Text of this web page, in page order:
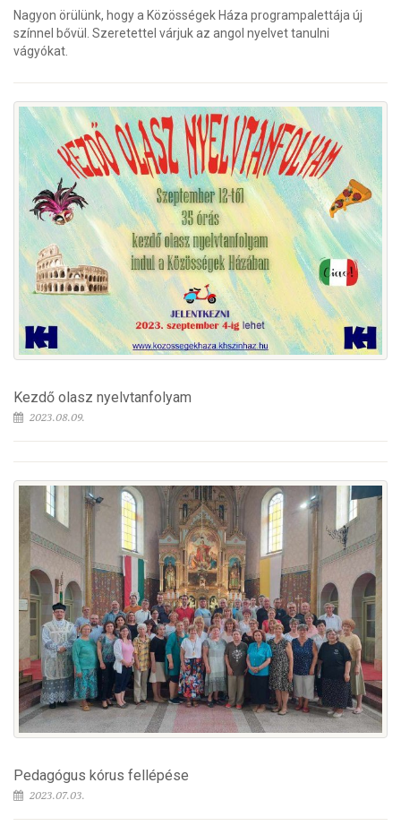
Nagyon örülünk, hogy a Közösségek Háza programpalettája új
színnel bővül. Szeretettel várjuk az angol nyelvet tanulni
vágyókat.
Kezdő olasz nyelvtanfolyam
2023.08.09.
Pedagógus kórus fellépése
2023.07.03.